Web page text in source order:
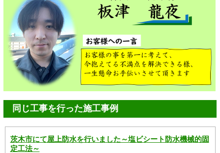
同じ工事を行った施工事例
茨木市にて屋上防水を行いました～塩ビシート防水機械的固
定工法～